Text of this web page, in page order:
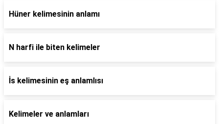
Hüner kelimesinin anlamı
N harfi ile biten kelimeler
İs kelimesinin eş anlamlısı
Kelimeler ve anlamları